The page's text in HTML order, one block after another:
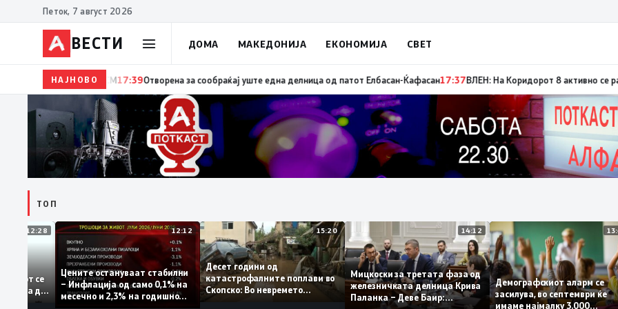
Петок, 7 август 2026
ВЕСТИ ДОМА МАКЕДОНИЈА ЕКОНОМИЈА СВЕТ
НАЈНОВО17:41Стојаноски: Бројки и факти наспроти кампањата на „економските експерти“ од СДСM17:39Отворена за сообраќај
ТОП
12:28
–
се
која нема да
12:12
Цените остануваат стабилни
– Инфлација од само 0,1% на
месечно и 2,3% на годишно
15:20
Десет години од
катастрофалните поплави во
Скопско: Во невремето
14:12
Мицкоски за третата фаза од
железничката делница Крива
Паланка – Деве Баир:
Демографскиот аларм
засилува, во септември
имаме најмалку 3.000